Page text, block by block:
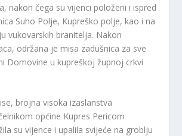
nakon čega su vijenci položeni i ispred
Suho Polje, Kupreško polje, kao i na
vukovarskih branitelja. Nakon
održana je misa zadušnica za sve
Domovine u kupreškoj župnoj crkvi
brojna visoka izaslanstva
općine Kupres Pericom
su vijence i upalila svijeće na groblju